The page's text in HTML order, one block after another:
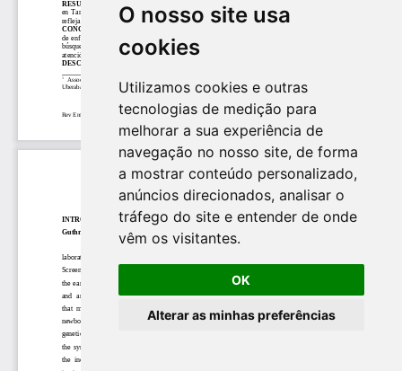
O nosso site usa
cookies
Utilizamos cookies e outras
tecnologias de medição para
melhorar a sua experiência de
navegação no nosso site, de forma
a mostrar conteúdo personalizado,
anúncios direcionados, analisar o
tráfego do site e entender de onde
vêm os visitantes.
OK
Alterar as minhas preferências